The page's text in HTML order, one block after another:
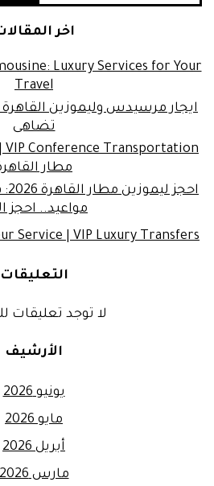
اخر
Luxury Services for Your
Travel
ايجار مرسيدس وليموزين القاهرة
تضاهى
مطار
مواعيد.. احجز
Service | VIP Luxury Transfers
التعليقات
لا توجد تعليقات
الأرشيف
يونيو 2026
مايو 2026
أبريل 2026
مارس 2026